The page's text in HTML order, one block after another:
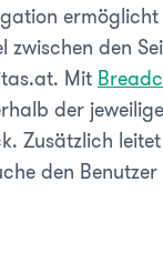
ermöglicht
zwischen den
Mit
der
Zusätzlich
den